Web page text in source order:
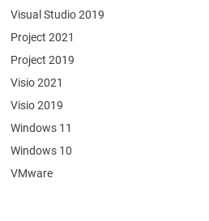
Visual Studio 2019
Project 2021
Project 2019
Visio 2021
Visio 2019
Windows 11
Windows 10
VMware